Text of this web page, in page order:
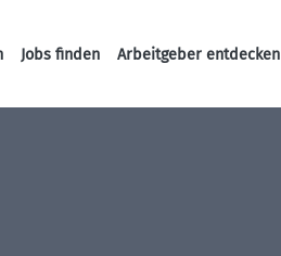
Haupt-Navigation
Jobs finden Arbeitgeber entdecken